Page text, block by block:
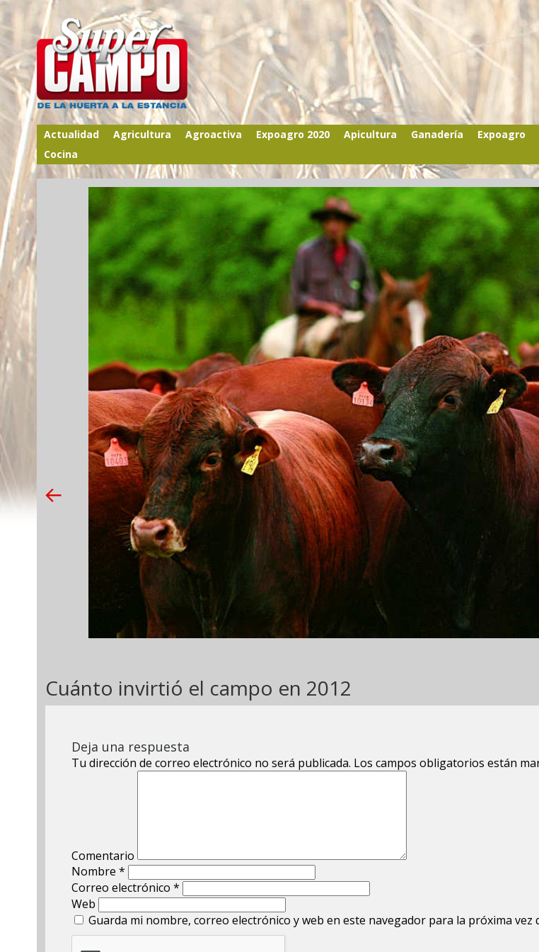
Actualidad Agricultura Agroactiva Expoagro 2020 Apicultura Ganadería Expoagro
Cocina
Cuánto invirtió el campo en 2012
Deja una respuesta
Tu dirección de correo electrónico no será publicada. Los campos obligatorios están
Comentario
Nombre *
Correo electrónico *
Web
Guarda mi nombre, correo electrónico y web en este navegador para la próxima vez